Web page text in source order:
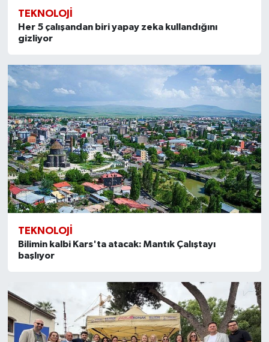
TEKNOLOJI
Her 5 çalışandan biri yapay zeka kullandığını
gizliyor
TEKNOLOJI
Bilimin kalbi Kars'ta atacak: Mantık Çalıştayı
başlıyor